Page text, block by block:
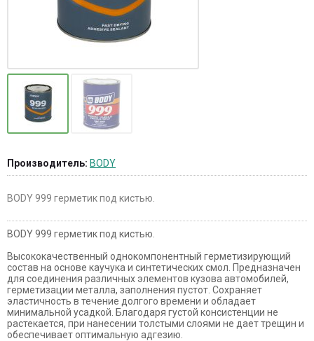
Производитель: BODY
BODY 999 герметик под кистью.
BODY 999 герметик под кистью.
Высококачественный однокомпонентный герметизирующий
состав на основе каучука и синтетических смол. Предназначен
для соединения различных элементов кузова автомобилей,
герметизации металла, заполнения пустот. Сохраняет
эластичность в течение долгого времени и обладает
минимальной усадкой. Благодаря густой консистенции не
растекается, при нанесении толстыми слоями не дает трещин и
обеспечивает оптимальную адгезию.